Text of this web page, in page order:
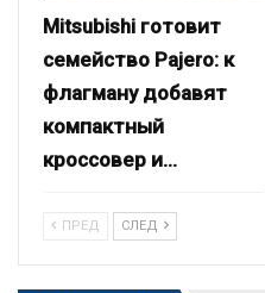
Mitsubishi готовит
семейство Pajero: к
флагману добавят
компактный
кроссовер и…
ПРЕД СЛЕД